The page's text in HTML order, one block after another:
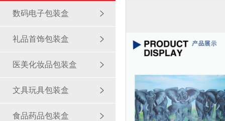
数码电子包装盒
礼品首饰包装盒
医美化妆品包装盒
文具玩具包装盒
食品药品包装盒